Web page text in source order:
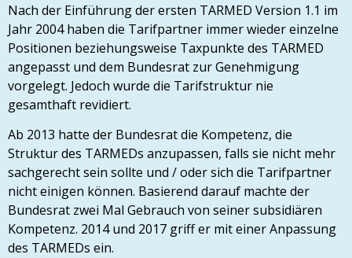
Nach der Einführung der ersten TARMED Version 1.1 im
Jahr 2004 haben die Tarifpartner immer wieder einzelne
Positionen beziehungsweise Taxpunkte des TARMED
angepasst und dem Bundesrat zur Genehmigung
vorgelegt. Jedoch wurde die Tarifstruktur nie
gesamthaft revidiert.
Ab 2013 hatte der Bundesrat die Kompetenz, die
Struktur des TARMEDs anzupassen, falls sie nicht mehr
sachgerecht sein sollte und / oder sich die Tarifpartner
nicht einigen können. Basierend darauf machte der
Bundesrat zwei Mal Gebrauch von seiner subsidiären
Kompetenz. 2014 und 2017 griff er mit einer Anpassung
des TARMEDs ein.